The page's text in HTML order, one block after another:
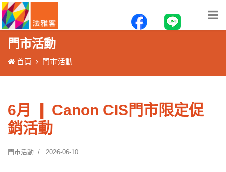
門市活動
首頁 門市活動
6月 ❙ Canon CIS門市限定促
銷活動
門市活動 2026-06-10